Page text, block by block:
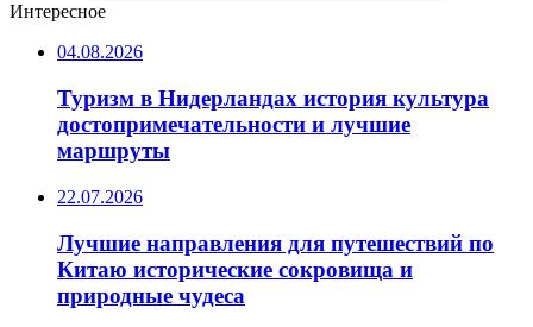
Интересное
04.08.2026
Туризм в Нидерландах история культура
достопримечательности и лучшие
маршруты
22.07.2026
Лучшие направления для путешествий по
Китаю исторические сокровища и
природные чудеса